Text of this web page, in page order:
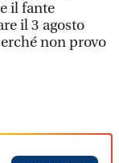
il fante
il 3 agosto
non provo